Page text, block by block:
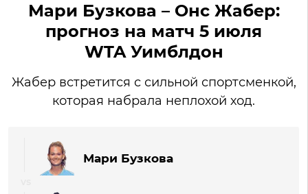
Мари Бузкова – Онс Жабер:
прогноз на матч 5 июля
WTA Уимблдон
Жабер встретится с сильной спортсменкой,
которая набрала неплохой ход.
Мари Бузкова